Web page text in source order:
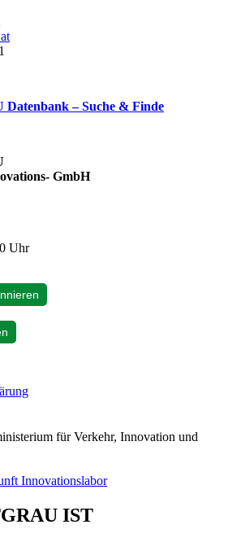
– Suche & Finde
GmbH
Uhr
IST